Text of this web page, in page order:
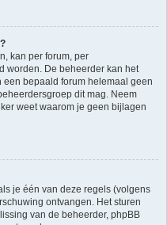
kan per forum, per
worden. De beheerder kan het
bepaald forum helemaal geen
dit mag. Neem
weet waarom je geen bijlagen
je één van deze regels (volgens
ontvangen. Het sturen
van de beheerder, phpBB